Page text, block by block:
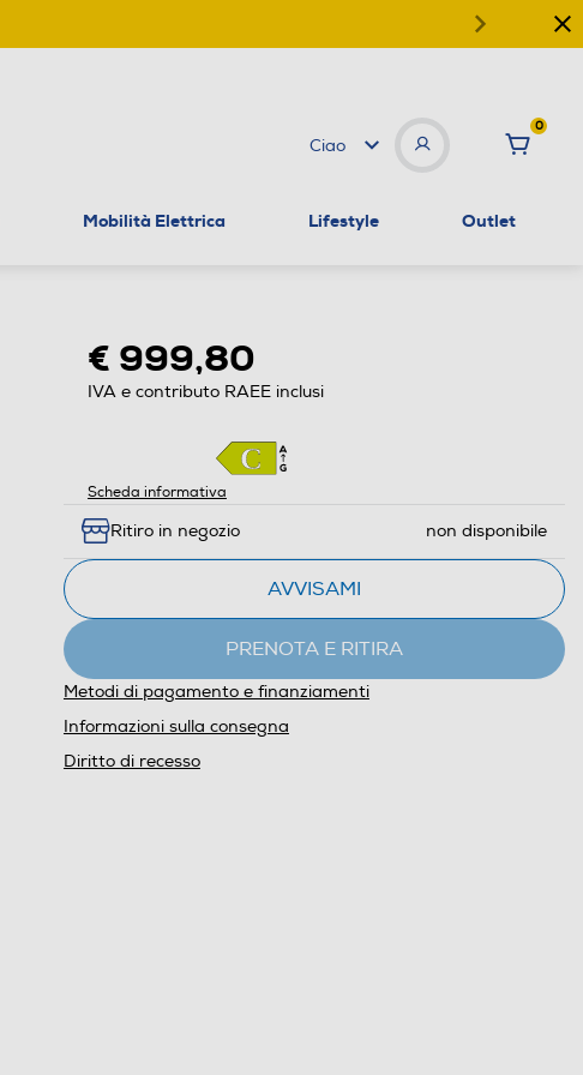
Ciao
0
Mobilità Elettrica Lifestyle Outlet
€ 999,80
IVA e contributo RAEE inclusi
Scheda informativa
Ritiro in negozio non disponibile
AVVISAMI
PRENOTA E RITIRA
Metodi di pagamento e finanziamenti
Informazioni sulla consegna
Diritto di recesso